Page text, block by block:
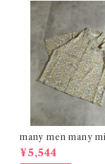
many men many mind
ヨン 総柄シャツ 花
M2615061
¥5,544